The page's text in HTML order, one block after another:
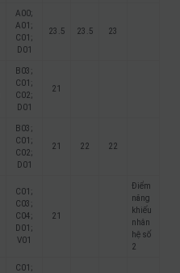
A00;
A01;
C01;
D01
23.5 23.5 23
B03;
C01;
C02;
D01
21
B03;
C01;
C02;
D01
21 22 22
C01;
C03;
C04;
D01;
V01
21
Điểm
năng
khiếu
nhân
hệ số
2
C01;